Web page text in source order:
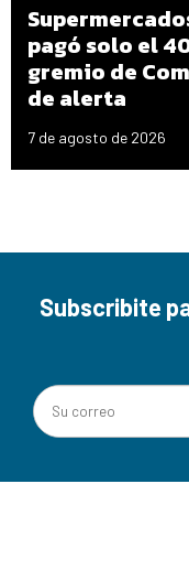
pagó solo el
gremio de
de alerta
7 de agosto de 2026
Subscribite